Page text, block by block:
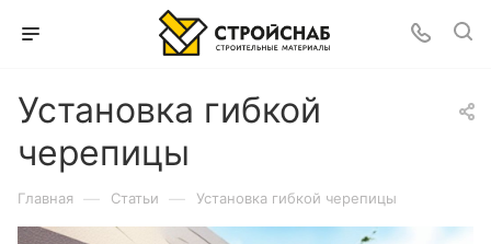
Установка гибкой
черепицы
Главная — Статьи — Установка гибкой черепицы